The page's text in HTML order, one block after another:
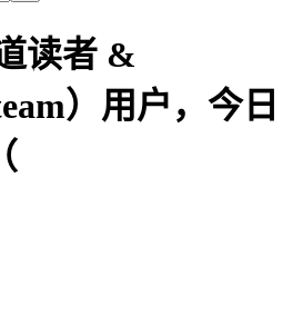
读者 &
）用户，今日